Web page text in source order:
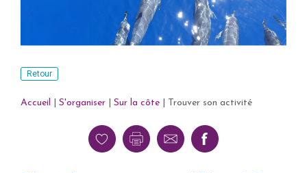
Retour
Accueil S'organiser Sur la côte Trouver son activité